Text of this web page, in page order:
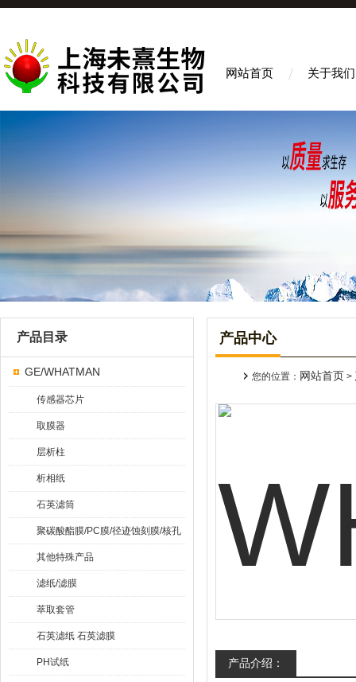
网站首页 关于我们
产品目录
GE/WHATMAN
传感器芯片
取膜器
层析柱
析相纸
石英滤筒
聚碳酸酯膜/PC膜/径迹蚀刻膜/核孔
膜
其他特殊产品
滤纸/滤膜
萃取套管
石英滤纸 石英滤膜
PH试纸
产品中心
您的位置： 网站首页 >
产品介绍：